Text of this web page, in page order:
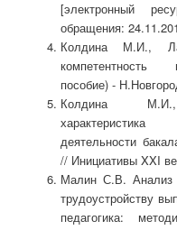
[электронный
обращения:
Колдина М.И.,
компетентность
пособие) -
Колдина М.И.,
деятельности
// Инициативы XXI
Малин С.В. Анализ
трудоустройству
педагогика: